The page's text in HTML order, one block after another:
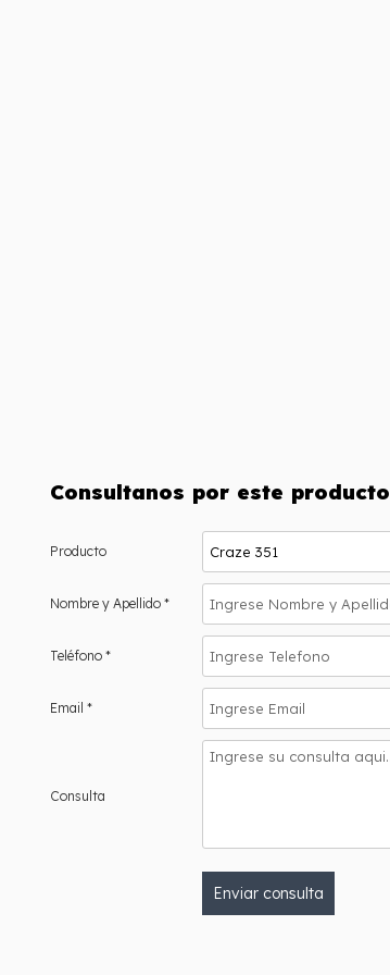
Consultanos por este producto
Producto
Nombre y Apellido *
Teléfono *
Email *
Consulta
Enviar consulta